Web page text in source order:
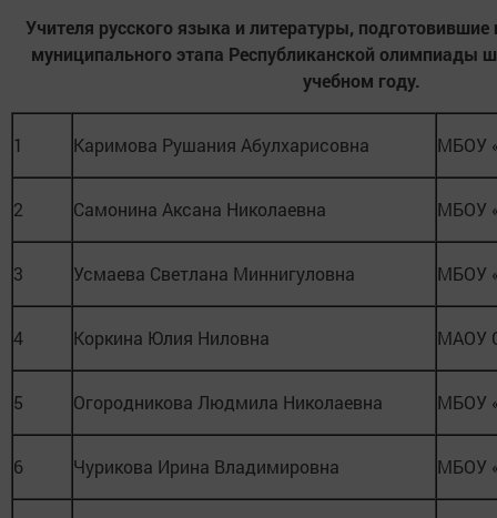
Учителя русского языка и литературы, подготовившие
муниципального этапа Республиканской олимпиады
учебном году.
1 Каримова Рушания Абулхарисовна МБОУ
2 Самонина Аксана Николаевна МБОУ
3 Усмаева Светлана Миннигуловна МБОУ
4 Коркина Юлия Ниловна МАОУ
5 Огородникова Людмила Николаевна МБОУ
6 Чурикова Ирина Владимировна МБОУ